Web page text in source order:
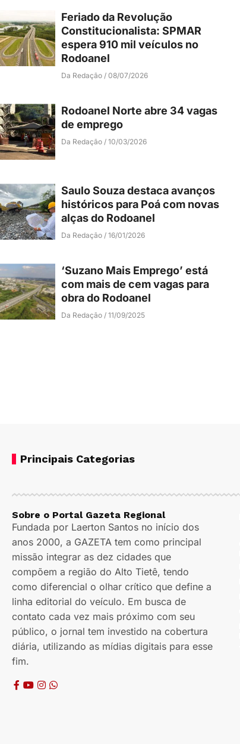
Feriado da Revolução
Constitucionalista: SPMAR
espera 910 mil veículos no
Rodoanel
Da Redação 08/07/2026
Rodoanel Norte abre 34 vagas
de emprego
Da Redação 10/03/2026
Saulo Souza destaca avanços
históricos para Poá com novas
alças do Rodoanel
Da Redação 16/01/2026
‘Suzano Mais Emprego’ está
com mais de cem vagas para
obra do Rodoanel
Da Redação 11/09/2025
Principais Categorias
Sobre o Portal Gazeta Regional
Fundada por Laerton Santos no início dos
anos 2000, a GAZETA tem como principal
missão integrar as dez cidades que
compõem a região do Alto Tietê, tendo
como diferencial o olhar crítico que define a
linha editorial do veículo. Em busca de
contato cada vez mais próximo com seu
público, o jornal tem investido na cobertura
diária, utilizando as mídias digitais para esse
fim.